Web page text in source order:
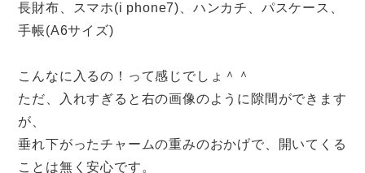
長財布、スマホ(i phone7)、ハンカチ、パスケース、
手帳(A6サイズ)
こんなに入るの！って感じでしょ＾＾
ただ、入れすぎると右の画像のように隙間ができます
が、
垂れ下がったチャームの重みのおかげで、開いてくる
ことは無く安心です。